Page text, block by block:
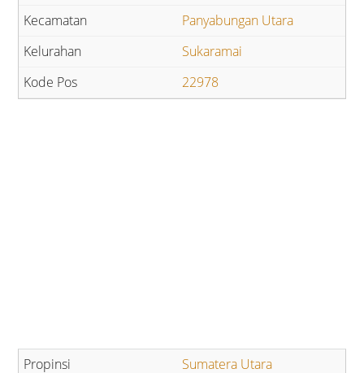
Panyabungan Utara
Sukaramai
22978
Sumatera Utara